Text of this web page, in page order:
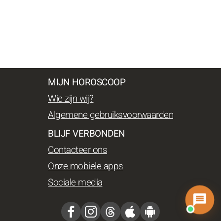
MIJN HOROSCOOP
Wie zijn wij?
Algemene gebruiksvoorwaarden
BLIJF VERBONDEN
Contacteer ons
Onze mobiele apps
Sociale media